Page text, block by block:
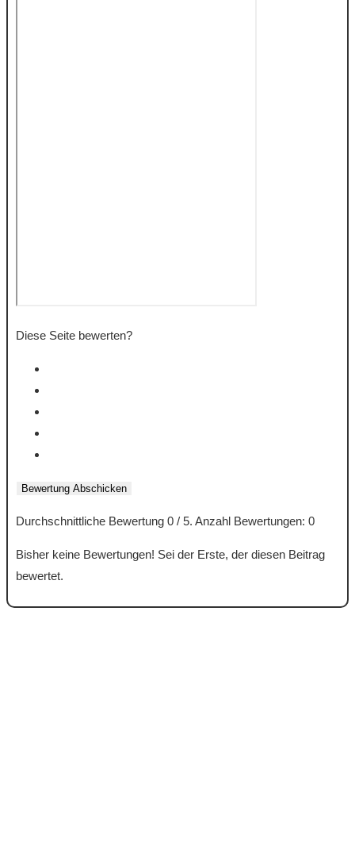
Diese Seite bewerten?
Bewertung Abschicken
Durchschnittliche Bewertung 0 / 5. Anzahl Bewertungen: 0
Bisher keine Bewertungen! Sei der Erste, der diesen Beitrag
bewertet.